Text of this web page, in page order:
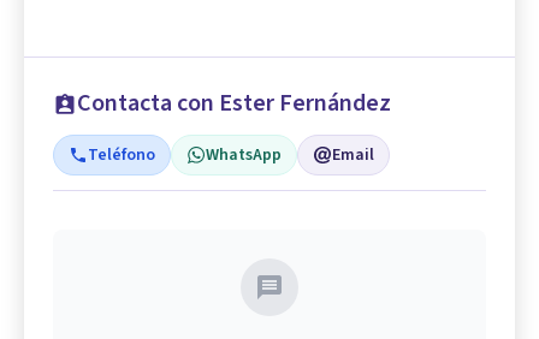
Contacta con Ester Fernández
Teléfono WhatsApp Email